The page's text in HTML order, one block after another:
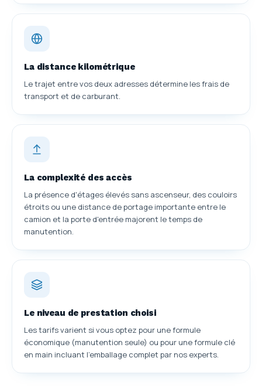
La distance kilométrique
Le trajet entre vos deux adresses détermine les frais de
transport et de carburant.
La complexité des accès
La présence d'étages élevés sans ascenseur, des couloirs
étroits ou une distance de portage importante entre le
camion et la porte d'entrée majorent le temps de
manutention.
Le niveau de prestation choisi
Les tarifs varient si vous optez pour une formule
économique (manutention seule) ou pour une formule clé
en main incluant l'emballage complet par nos experts.